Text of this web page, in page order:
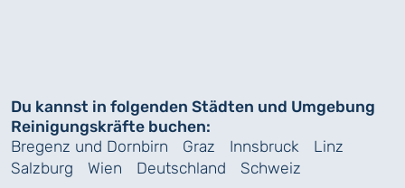
Du kannst in folgenden Städten und Umgebung
Reinigungskräfte buchen:
Bregenz und Dornbirn
Graz Innsbruck
Linz
Salzburg
Wien Deutschland Schweiz